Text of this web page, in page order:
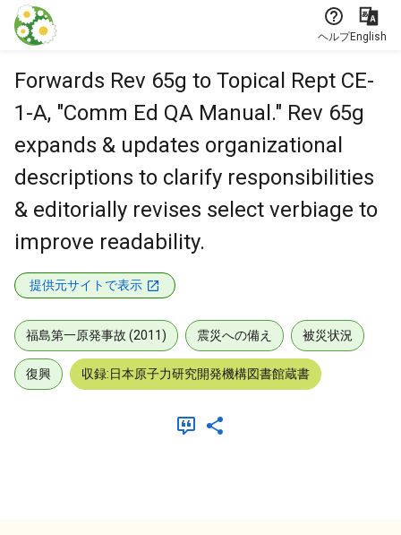
本文に飛ぶ
ヘルプEnglish
Forwards Rev 65g to Topical Rept CE-
1-A, "Comm Ed QA Manual." Rev 65g
expands & updates organizational
descriptions to clarify responsibilities
& editorially revises select verbiage to
improve readability.
提供元サイトで表示
福島第一原発事故 (2011) 震災への備え 被災状況
復興 収録:日本原子力研究開発機構図書館蔵書